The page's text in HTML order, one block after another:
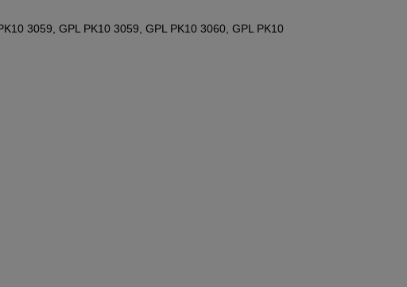
3059, GPL PK10 3059, GPL PK10 3060, GPL PK10